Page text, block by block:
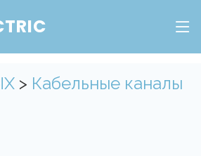
> Кабельные каналы
в личном кабинете, чтобы
ко всем сервисам "Онлайн